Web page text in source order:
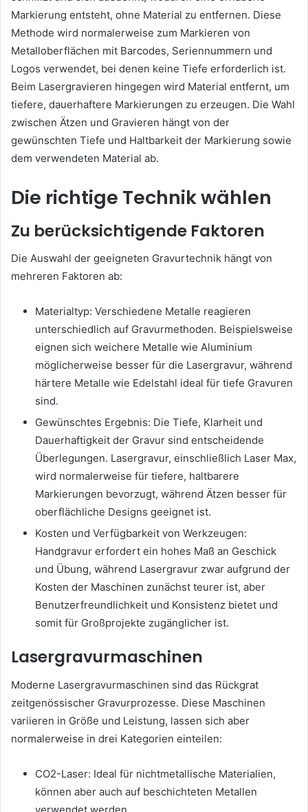
Markierung entsteht, ohne Material zu entfernen. Diese
Methode wird normalerweise zum Markieren von
Metalloberflächen mit Barcodes, Seriennummern und
Logos verwendet, bei denen keine Tiefe erforderlich ist.
Beim Lasergravieren hingegen wird Material entfernt, um
tiefere, dauerhaftere Markierungen zu erzeugen. Die Wahl
zwischen Ätzen und Gravieren hängt von der
gewünschten Tiefe und Haltbarkeit der Markierung sowie
dem verwendeten Material ab.
Die richtige Technik wählen
Zu berücksichtigende Faktoren
Die Auswahl der geeigneten Gravurtechnik hängt von
mehreren Faktoren ab:
Materialtyp: Verschiedene Metalle reagieren
unterschiedlich auf Gravurmethoden. Beispielsweise
eignen sich weichere Metalle wie Aluminium
möglicherweise besser für die Lasergravur, während
härtere Metalle wie Edelstahl ideal für tiefe Gravuren
sind.
Gewünschtes Ergebnis: Die Tiefe, Klarheit und
Dauerhaftigkeit der Gravur sind entscheidende
Überlegungen. Lasergravur, einschließlich Laser Max,
wird normalerweise für tiefere, haltbarere
Markierungen bevorzugt, während Ätzen besser für
oberflächliche Designs geeignet ist.
Kosten und Verfügbarkeit von Werkzeugen:
Handgravur erfordert ein hohes Maß an Geschick
und Übung, während Lasergravur zwar aufgrund der
Kosten der Maschinen zunächst teurer ist, aber
Benutzerfreundlichkeit und Konsistenz bietet und
somit für Großprojekte zugänglicher ist.
Lasergravurmaschinen
Moderne Lasergravurmaschinen sind das Rückgrat
zeitgenössischer Gravurprozesse. Diese Maschinen
variieren in Größe und Leistung, lassen sich aber
normalerweise in drei Kategorien einteilen:
CO2-Laser: Ideal für nichtmetallische Materialien,
können aber auch auf beschichteten Metallen